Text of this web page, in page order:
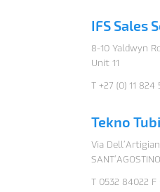
IFS Sales
8-10 Yaldwyn
Unit 11
T +27 (0) 11
Tekno
Via
T 0532 84022 F